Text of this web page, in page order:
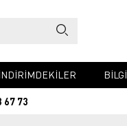
BİLGİ
67 73